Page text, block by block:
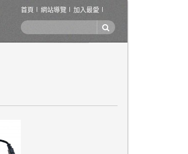
首頁 網站導覽 加入最愛